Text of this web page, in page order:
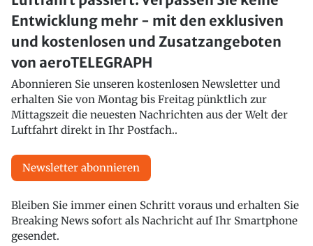
Entwicklung mehr - mit den exklusiven
und kostenlosen und Zusatzangeboten
von aeroTELEGRAPH
Abonnieren Sie unseren kostenlosen Newsletter und
erhalten Sie von Montag bis Freitag pünktlich zur
Mittagszeit die neuesten Nachrichten aus der Welt der
Luftfahrt direkt in Ihr Postfach..
Newsletter abonnieren
Bleiben Sie immer einen Schritt voraus und erhalten Sie
Breaking News sofort als Nachricht auf Ihr Smartphone
gesendet.